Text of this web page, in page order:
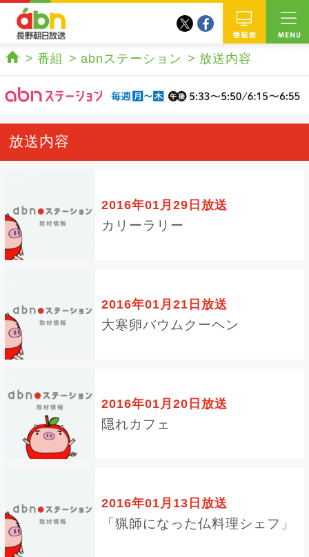
twitterfacebook
番組 abnステーション 放送内容
放送内容
2016年01月29日放送
カリーラリー
2016年01月21日放送
大寒卵バウムクーヘン
2016年01月20日放送
隠れカフェ
2016年01月13日放送
「猟師になった仏料理シェフ」